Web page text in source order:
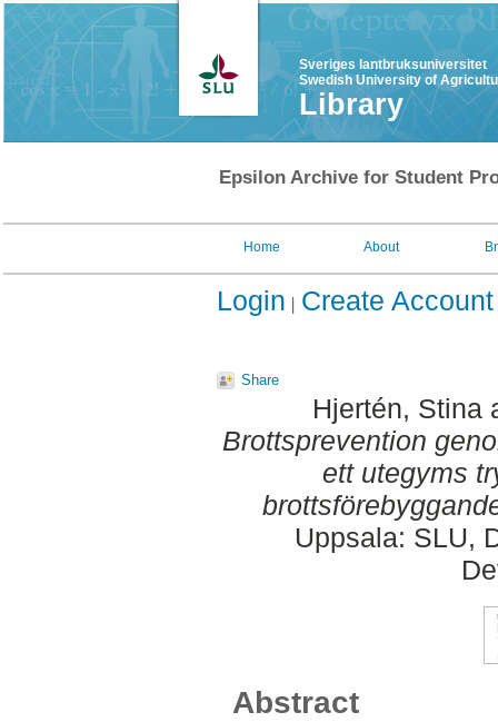
Sveriges lantbruksuniversitet
Swedish University of
Library
Epsilon Archive for Student
Home About
Login Create Account
Share
Hjertén, Stina
Brottsprevention
ett utegyms
Uppsala: SLU,
Abstract